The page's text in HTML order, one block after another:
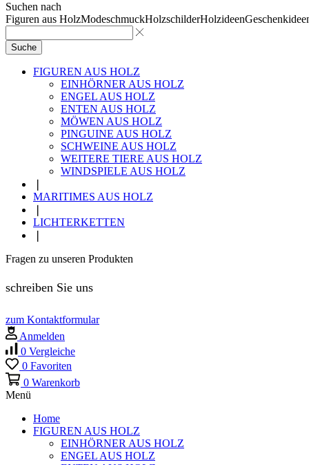
Suchen nach
Figuren aus HolzModeschmuckHolzschilderHolzideen
Suche
FIGUREN AUS HOLZ
EINHÖRNER AUS HOLZ
ENGEL AUS HOLZ
ENTEN AUS HOLZ
MÖWEN AUS HOLZ
PINGUINE AUS HOLZ
SCHWEINE AUS HOLZ
WEITERE TIERE AUS HOLZ
WINDSPIELE AUS HOLZ
MARITIMES AUS HOLZ
LICHTERKETTEN
Fragen zu unseren Produkten
schreiben Sie uns
zum Kontaktformular
Anmelden
0 Vergleiche
0 Favoriten
0 Warenkorb
Menü
Home
FIGUREN AUS HOLZ
EINHÖRNER AUS HOLZ
ENGEL AUS HOLZ